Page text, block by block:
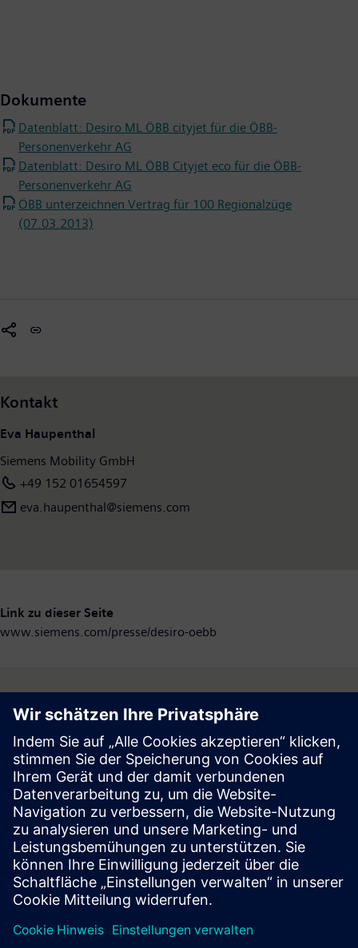
Dokumente
Datenblatt: Desiro ML ÖBB cityjet für die ÖBB-
Personenverkehr AG
Datenblatt: Desiro ML ÖBB Cityjet eco für die ÖBB-
Personenverkehr AG
ÖBB unterzeichnen Vertrag für 100 Regionalzüge
(07.03.2013)
Kontakt
Eva Haupenthal
Siemens Mobility GmbH
+49 152 01654597
eva.haupenthal@siemens.com
Link zu dieser Seite
www.siemens.com/presse/desiro-oebb
Follow
Press | Company | Siemens
© Siemens 1996 – 2026
Corporate Information
Privacy Notice
Cookie Notice